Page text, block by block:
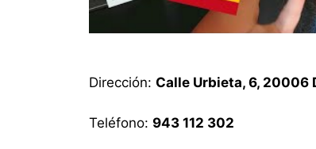
Dirección: Calle Urbieta, 6, 20006
Teléfono: 943 112 302